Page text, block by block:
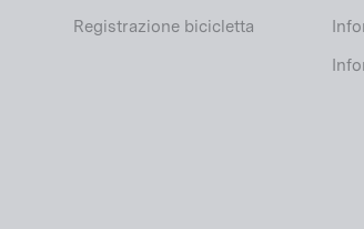
Registrazione bicicletta